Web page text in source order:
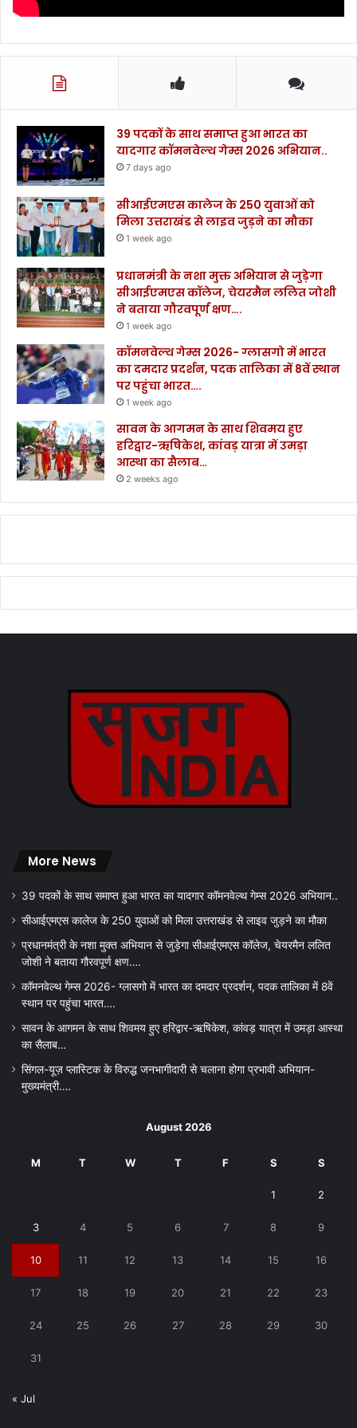
39 पदकों के साथ समाप्त हुआ भारत का
यादगार कॉमनवेल्थ गेम्स 2026 अभियान..
7 days ago
सीआईएमएस कालेज के 250 युवाओं को
मिला उत्तराखंड से लाइव जुड़ने का मौका
1 week ago
प्रधानमंत्री के नशा मुक्त अभियान से जुड़ेगा
सीआईएमएस कॉलेज, चेयरमैन ललित जोशी
ने बताया गौरवपूर्ण क्षण….
1 week ago
कॉमनवेल्थ गेम्स 2026- ग्लासगो में भारत
का दमदार प्रदर्शन, पदक तालिका में 8वें स्थान
पर पहुंचा भारत….
1 week ago
सावन के आगमन के साथ शिवमय हुए
हरिद्वार-ऋषिकेश, कांवड़ यात्रा में उमड़ा
आस्था का सैलाब…
2 weeks ago
More News
39 पदकों के साथ समाप्त हुआ भारत का यादगार कॉमनवेल्थ गेम्स 2026 अभियान..
सीआईएमएस कालेज के 250 युवाओं को मिला उत्तराखंड से लाइव जुड़ने का मौका
प्रधानमंत्री के नशा मुक्त अभियान से जुड़ेगा सीआईएमएस कॉलेज, चेयरमैन ललित
जोशी ने बताया गौरवपूर्ण क्षण….
कॉमनवेल्थ गेम्स 2026- ग्लासगो में भारत का दमदार प्रदर्शन, पदक तालिका में 8वें
स्थान पर पहुंचा भारत….
सावन के आगमन के साथ शिवमय हुए हरिद्वार-ऋषिकेश, कांवड़ यात्रा में उमड़ा आस्था
का सैलाब…
सिंगल-यूज़ प्लास्टिक के विरुद्ध जनभागीदारी से चलाना होगा प्रभावी अभियान-
मुख्यमंत्री….
August 2026
M T W T F S S
1 2
3 4 5 6 7 8 9
10 11 12 13 14 15 16
17 18 19 20 21 22 23
24 25 26 27 28 29 30
31
« Jul